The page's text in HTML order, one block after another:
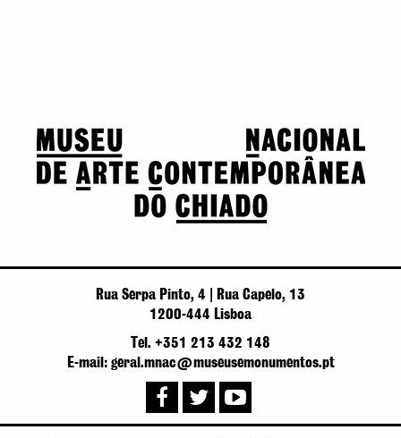
Rua Serpa Pinto, 4 | Rua Capelo, 13
1200-444 Lisboa
Tel. +351 213 432 148
E-mail: geral.mnac@museusemonumentos.pt